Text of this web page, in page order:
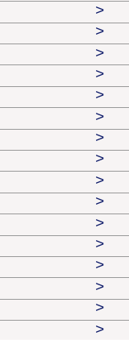
>
>
>
>
>
>
>
>
>
>
>
>
>
>
>
>